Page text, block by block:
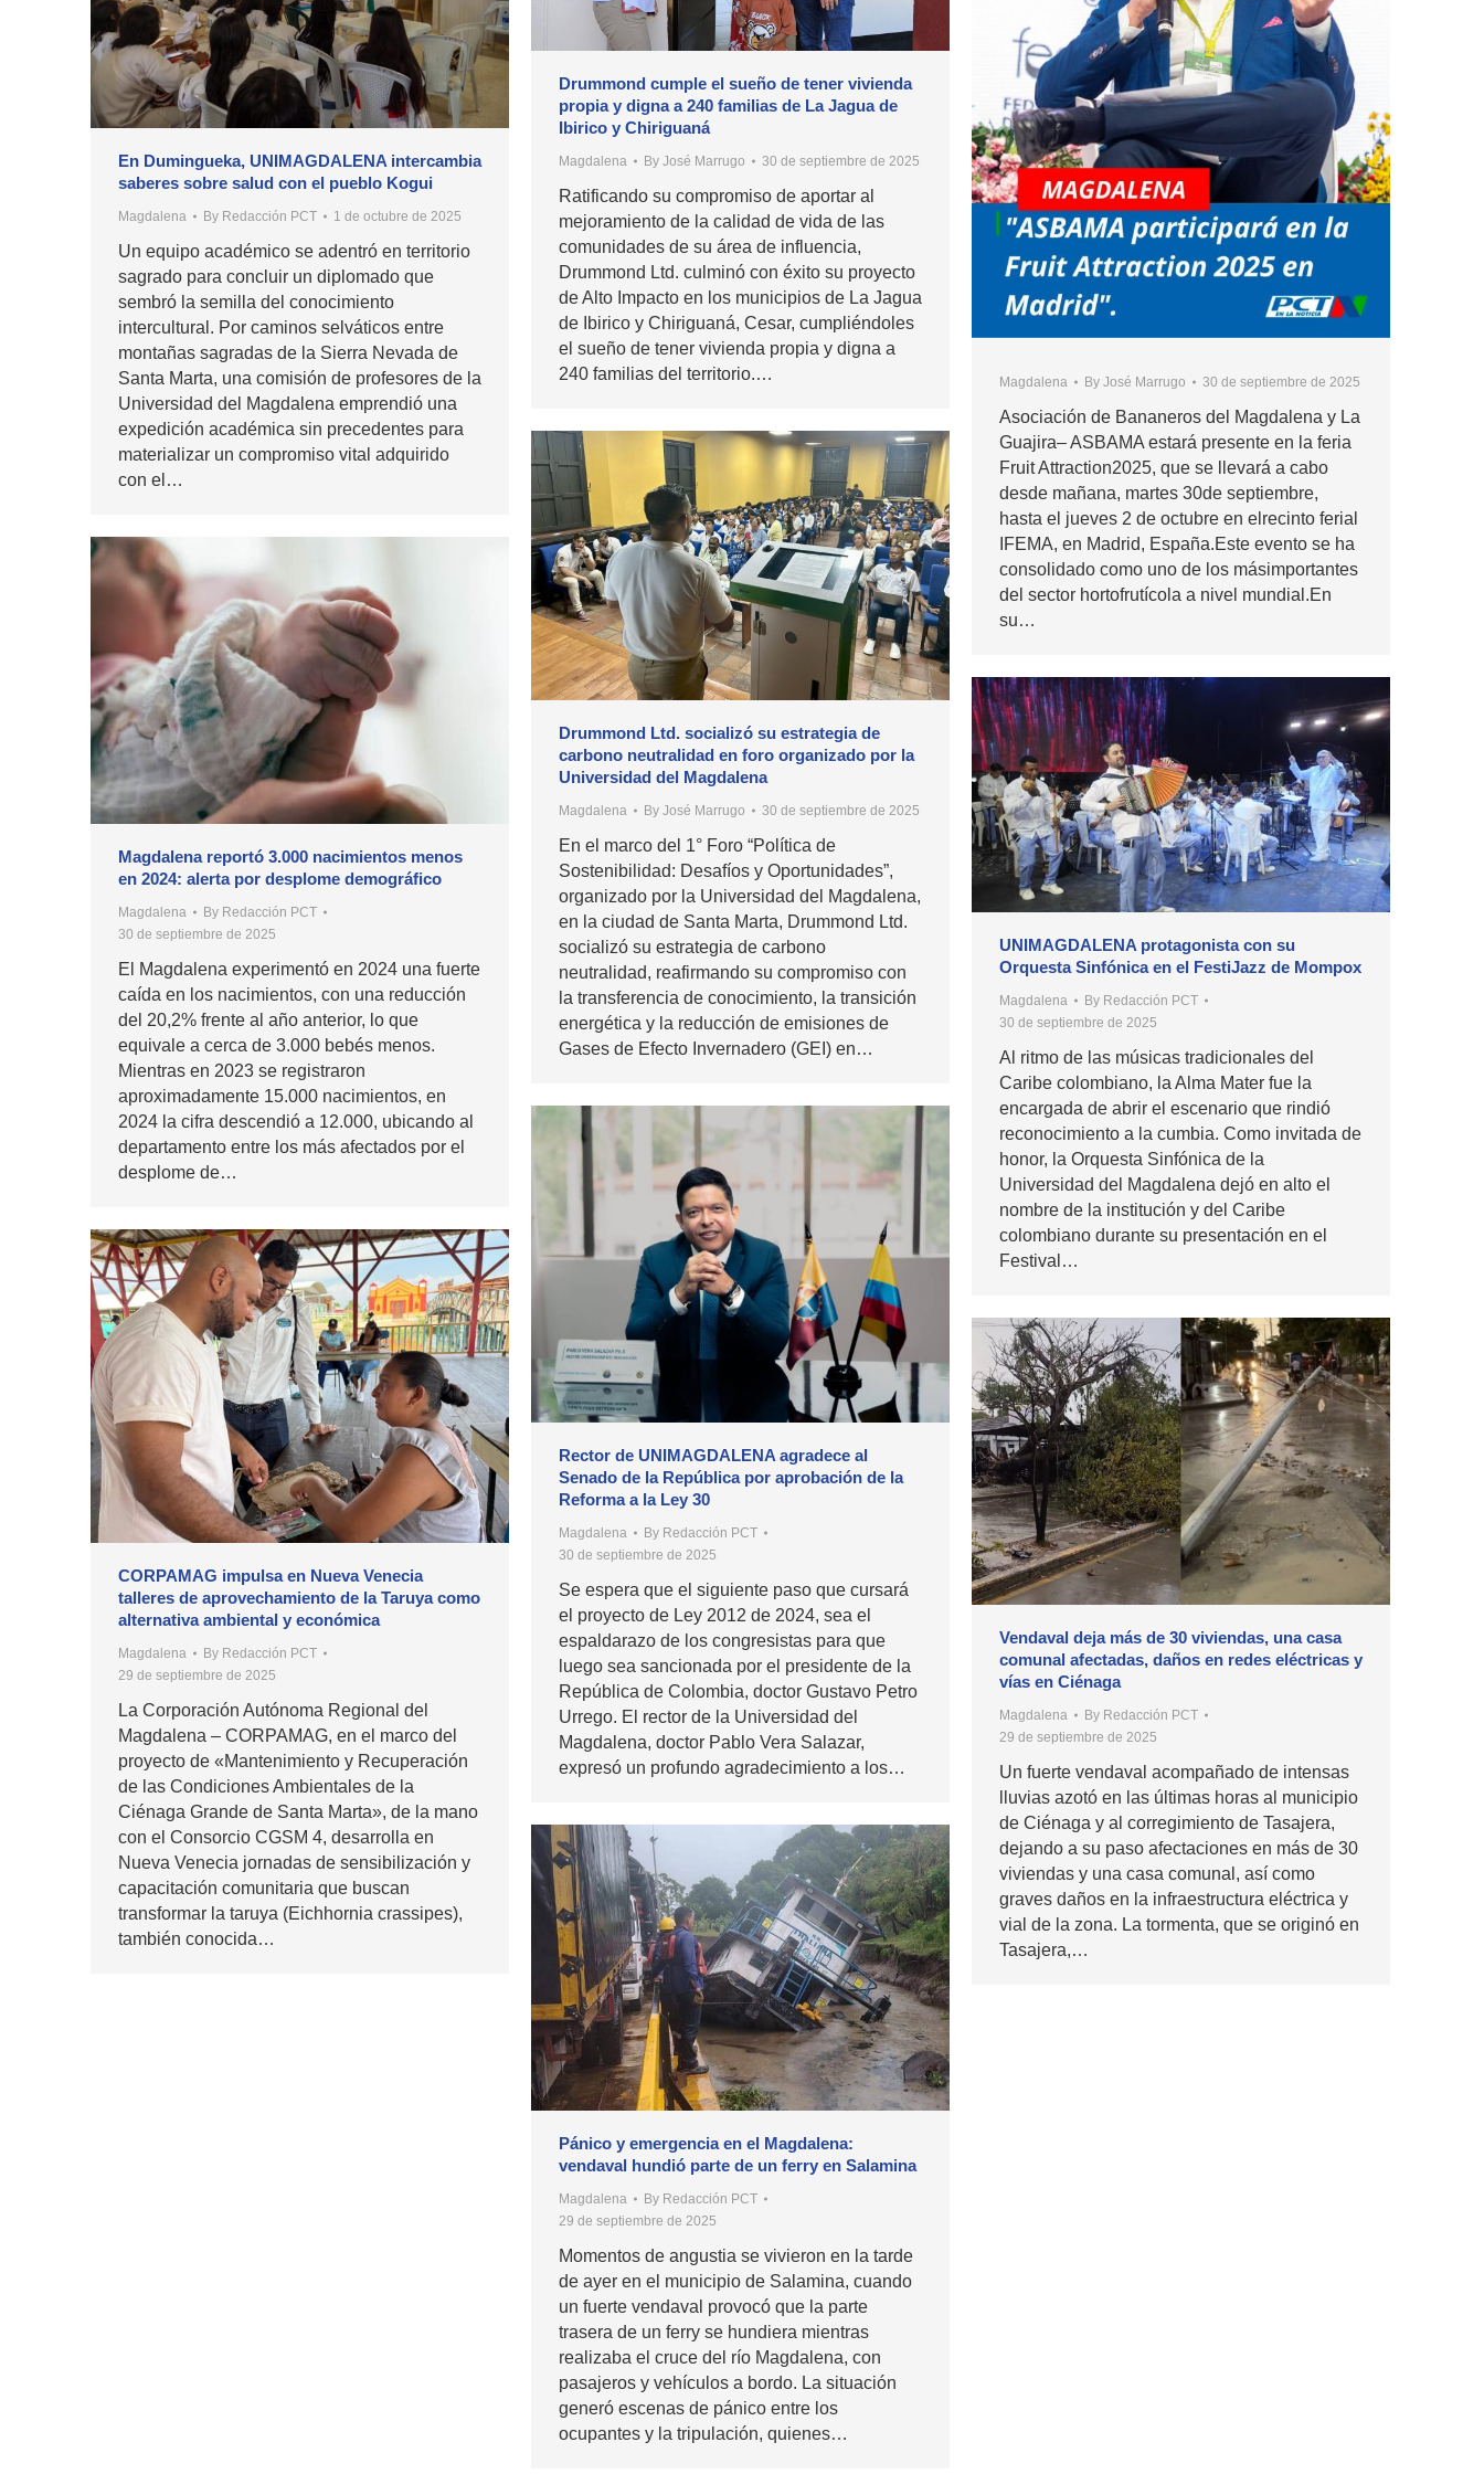
En Dumingueka, UNIMAGDALENA intercambia
saberes sobre salud con el pueblo Kogui
Magdalena By Redacción PCT 1 de octubre de 2025
Un equipo académico se adentró en territorio
sagrado para concluir un diplomado que
sembró la semilla del conocimiento
intercultural. Por caminos selváticos entre
montañas sagradas de la Sierra Nevada de
Santa Marta, una comisión de profesores de la
Universidad del Magdalena emprendió una
expedición académica sin precedentes para
materializar un compromiso vital adquirido
con el…
Drummond cumple el sueño de tener vivienda
propia y digna a 240 familias de La Jagua de
Ibirico y Chiriguaná
Magdalena By José Marrugo 30 de septiembre de 2025
Ratificando su compromiso de aportar al
mejoramiento de la calidad de vida de las
comunidades de su área de influencia,
Drummond Ltd. culminó con éxito su proyecto
de Alto Impacto en los municipios de La Jagua
de Ibirico y Chiriguaná, Cesar, cumpliéndoles
el sueño de tener vivienda propia y digna a
240 familias del territorio.…
Magdalena By José Marrugo 30 de septiembre de 2025
Asociación de Bananeros del Magdalena y La
Guajira– ASBAMA estará presente en la feria
Fruit Attraction2025, que se llevará a cabo
desde mañana, martes 30de septiembre,
hasta el jueves 2 de octubre en elrecinto ferial
IFEMA, en Madrid, España.Este evento se ha
consolidado como uno de los másimportantes
del sector hortofrutícola a nivel mundial.En
su…
Drummond Ltd. socializó su estrategia de
carbono neutralidad en foro organizado por la
Universidad del Magdalena
Magdalena By José Marrugo 30 de septiembre de 2025
En el marco del 1° Foro “Política de
Sostenibilidad: Desafíos y Oportunidades”,
organizado por la Universidad del Magdalena,
en la ciudad de Santa Marta, Drummond Ltd.
socializó su estrategia de carbono
neutralidad, reafirmando su compromiso con
la transferencia de conocimiento, la transición
energética y la reducción de emisiones de
Gases de Efecto Invernadero (GEI) en…
Magdalena reportó 3.000 nacimientos menos
en 2024: alerta por desplome demográfico
Magdalena By Redacción PCT
30 de septiembre de 2025
El Magdalena experimentó en 2024 una fuerte
caída en los nacimientos, con una reducción
del 20,2% frente al año anterior, lo que
equivale a cerca de 3.000 bebés menos.
Mientras en 2023 se registraron
aproximadamente 15.000 nacimientos, en
2024 la cifra descendió a 12.000, ubicando al
departamento entre los más afectados por el
desplome de…
UNIMAGDALENA protagonista con su
Orquesta Sinfónica en el FestiJazz de Mompox
Magdalena By Redacción PCT
30 de septiembre de 2025
Al ritmo de las músicas tradicionales del
Caribe colombiano, la Alma Mater fue la
encargada de abrir el escenario que rindió
reconocimiento a la cumbia. Como invitada de
honor, la Orquesta Sinfónica de la
Universidad del Magdalena dejó en alto el
nombre de la institución y del Caribe
colombiano durante su presentación en el
Festival…
Rector de UNIMAGDALENA agradece al
Senado de la República por aprobación de la
Reforma a la Ley 30
Magdalena By Redacción PCT
30 de septiembre de 2025
Se espera que el siguiente paso que cursará
el proyecto de Ley 2012 de 2024, sea el
espaldarazo de los congresistas para que
luego sea sancionada por el presidente de la
República de Colombia, doctor Gustavo Petro
Urrego. El rector de la Universidad del
Magdalena, doctor Pablo Vera Salazar,
expresó un profundo agradecimiento a los…
CORPAMAG impulsa en Nueva Venecia
talleres de aprovechamiento de la Taruya como
alternativa ambiental y económica
Magdalena By Redacción PCT
29 de septiembre de 2025
La Corporación Autónoma Regional del
Magdalena – CORPAMAG, en el marco del
proyecto de «Mantenimiento y Recuperación
de las Condiciones Ambientales de la
Ciénaga Grande de Santa Marta», de la mano
con el Consorcio CGSM 4, desarrolla en
Nueva Venecia jornadas de sensibilización y
capacitación comunitaria que buscan
transformar la taruya (Eichhornia crassipes),
también conocida…
Vendaval deja más de 30 viviendas, una casa
comunal afectadas, daños en redes eléctricas y
vías en Ciénaga
Magdalena By Redacción PCT
29 de septiembre de 2025
Un fuerte vendaval acompañado de intensas
lluvias azotó en las últimas horas al municipio
de Ciénaga y al corregimiento de Tasajera,
dejando a su paso afectaciones en más de 30
viviendas y una casa comunal, así como
graves daños en la infraestructura eléctrica y
vial de la zona. La tormenta, que se originó en
Tasajera,…
Pánico y emergencia en el Magdalena:
vendaval hundió parte de un ferry en Salamina
Magdalena By Redacción PCT
29 de septiembre de 2025
Momentos de angustia se vivieron en la tarde
de ayer en el municipio de Salamina, cuando
un fuerte vendaval provocó que la parte
trasera de un ferry se hundiera mientras
realizaba el cruce del río Magdalena, con
pasajeros y vehículos a bordo. La situación
generó escenas de pánico entre los
ocupantes y la tripulación, quienes…